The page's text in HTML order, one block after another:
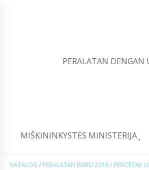
PERALATAN DENGAN
MIŠKININKYSTĖS MINISTERIJA
KATALOG / PERALATAN BARU 2019/ PENCETAK